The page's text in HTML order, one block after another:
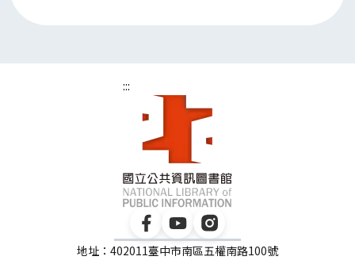
:::
地址：402011臺中市南區五權南路100號